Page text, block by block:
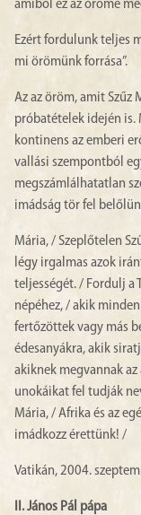
amiből ez az öröme
Ezért fordulunk teljes
mi örömünk forrása”.
Az az öröm, amit Szűz
próbatételek idején
kontinens az emberi
vallási szempontból
megszámlálhatatlan
imádság tör fel
Mária, / Szeplőtelen
légy irgalmas azok
teljességét. / Fordulj a
népéhez, / akik
fertőzöttek vagy más
édesanyákra, akik
akiknek megvannak
unokáikat fel tudják
Mária, / Afrika és az
imádkozz érettünk! /
Vatikán, 2004.
II. János Pál pápa